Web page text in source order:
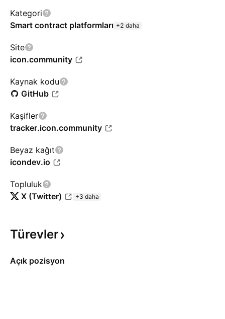
Kategori
Smart contract platformları +2 daha
Site
icon.community
Kaynak kodu
GitHub
Kaşifler
tracker.icon.community
Beyaz kağıt
icondev.io
Topluluk
X (Twitter)
+3 daha
Türevler
Açık pozisyon